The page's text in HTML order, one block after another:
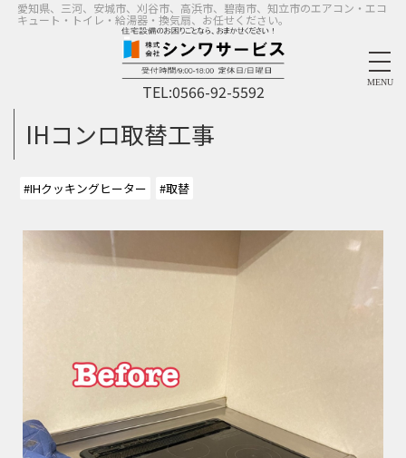
愛知県、三河、安城市、刈谷市、高浜市、碧南市、知立市のエアコン・エコ
キュート・トイレ・給湯器・換気扇、お任せください。
MENU
TEL:0566-92-5592
IHコンロ取替工事
#IHクッキングヒーター #取替